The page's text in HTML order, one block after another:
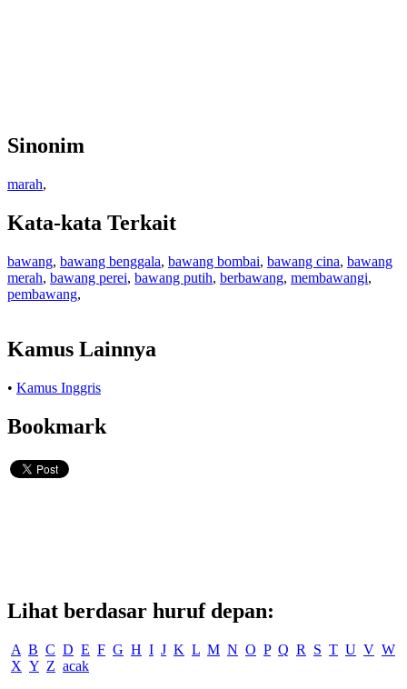
Sinonim
marah,
Kata-kata Terkait
bawang, bawang benggala, bawang bombai, bawang cina, bawang
merah, bawang perei, bawang putih, berbawang, membawangi,
pembawang,
Kamus Lainnya
• Kamus Inggris
Bookmark
Lihat berdasar huruf depan:
A B C D E F G H I J K L M N O P Q R S T U V W
X Y Z acak